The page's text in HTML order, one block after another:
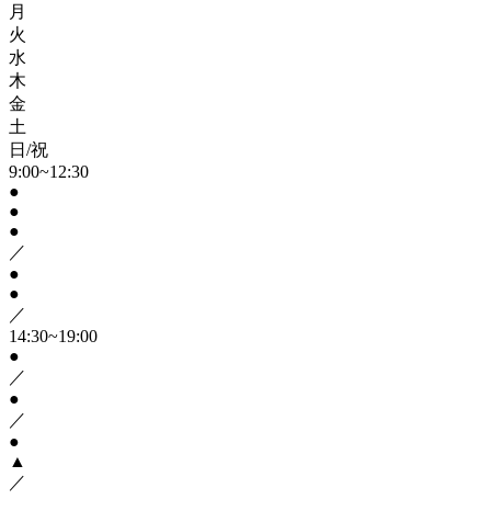
月
火
水
木
金
土
日/祝
9:00~12:30
●
●
●
／
●
●
／
14:30~19:00
●
／
●
／
●
▲
／